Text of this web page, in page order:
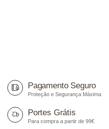
Pagamento Seguro
Proteção e Segurança Máxima
Portes Grátis
Para compra a partir de 99€